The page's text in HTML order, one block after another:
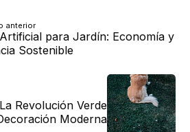
anterior
para Jardín: Economía y
Sostenible
Revolución Verde
Moderna